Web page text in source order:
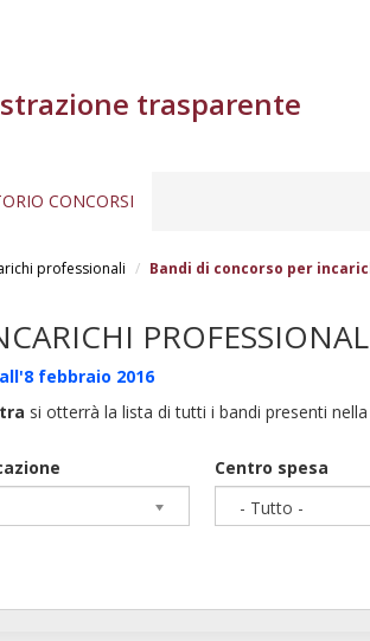
trasparente
CONCORSI
professionali Bandi di concorso per
febbraio 2016
si otterrà la lista di tutti i bandi presenti
Centro spesa
- Tutto -